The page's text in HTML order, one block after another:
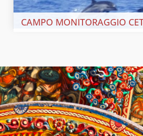
CAMPO MONITORAGGIO